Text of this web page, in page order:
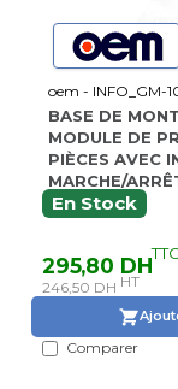
oem - INFO_GM-
BASE DE
MODULE DE
PIÈCES AVEC
MARCHE/
En Stock
295,80 DHTTC
246,50 DH HT
Comparer